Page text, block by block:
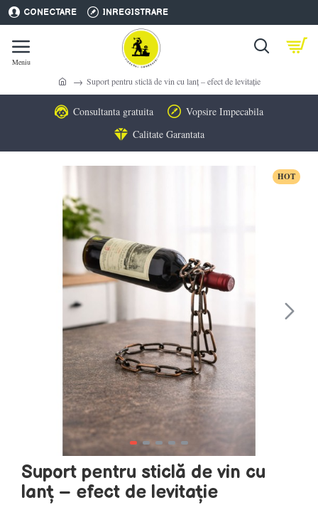
CONECTARE INREGISTRARE
Suport pentru sticlă de vin cu lanț – efect de levitație
Consultanta gratuita
Vopsire Impecabila
Calitate Garantata
HOT
Suport pentru sticlă de vin cu
lanț – efect de levitație